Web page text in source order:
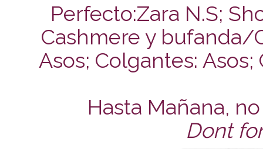
Perfecto:Zara N.S;
Cashmere y bufanda/
Asos; Colgantes:
Hasta Mañana,
Dont